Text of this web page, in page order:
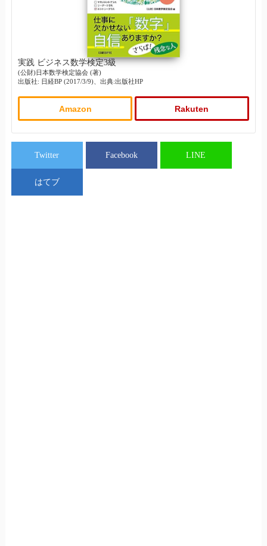
実践 ビジネス数学検定3級
(公財)日本数学検定協会 (著)
出版社: 日経BP (2017/3/9)、出典:出版社HP
Amazon Rakuten
Twitter Facebook LINE
はてブ